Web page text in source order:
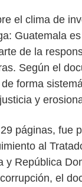
el clima de
Guatemala
de la
Según el
forma
y
páginas, fue
al
y República
el